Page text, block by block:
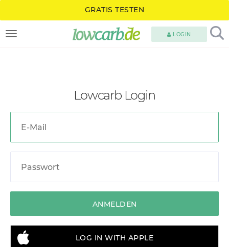
GRATIS TESTEN
TOGGLE NAVIGATION LOGIN
Lowcarb Login
LOG IN WITH APPLE